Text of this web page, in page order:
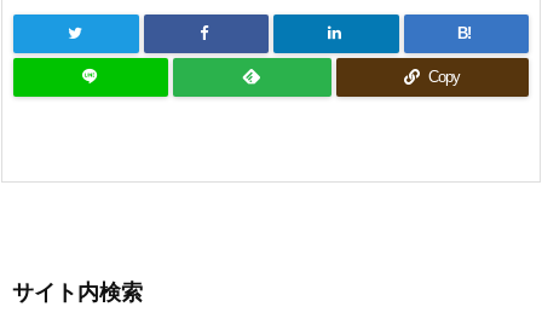
B!
Copy
サイト内検索